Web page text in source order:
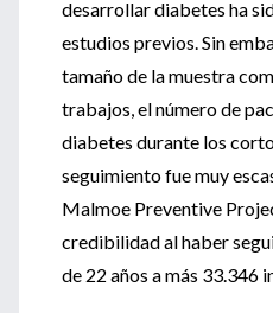
desarrollar diabetes ha
estudios previos. Sin
tamaño de la muestra
trabajos, el número de
diabetes durante los
seguimiento fue muy
Malmoe Preventive
credibilidad al haber
de 22 años a más 33.346